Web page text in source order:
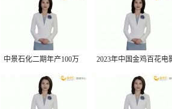
中景石化二期年产100万
吨丙烷脱氢项目建成中交
2023年中国金鸡百花电
节有福电影巡展31日启